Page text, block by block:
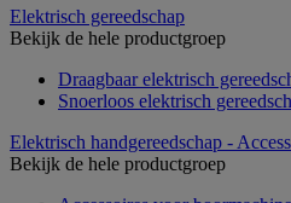
Elektrisch gereedschap
Bekijk de hele productgroep
Draagbaar elektrisch
Snoerloos elektrisch
Elektrisch handgereedschap -
Bekijk de hele productgroep